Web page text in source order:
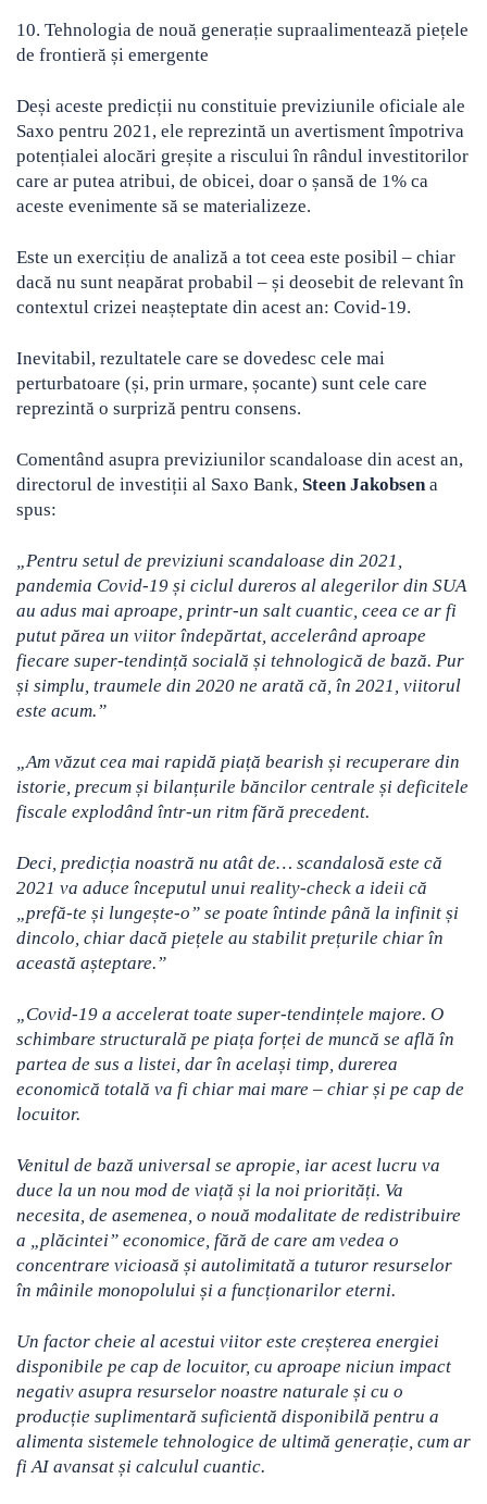
10. Tehnologia de nouă generație supraalimentează piețele
de frontieră și emergente
Deși aceste predicții nu constituie previziunile oficiale ale
Saxo pentru 2021, ele reprezintă un avertisment împotriva
potențialei alocări greșite a riscului în rândul investitorilor
care ar putea atribui, de obicei, doar o șansă de 1% ca
aceste evenimente să se materializeze.
Este un exercițiu de analiză a tot ceea este posibil – chiar
dacă nu sunt neapărat probabil – și deosebit de relevant în
contextul crizei neașteptate din acest an: Covid-19.
Inevitabil, rezultatele care se dovedesc cele mai
perturbatoare (și, prin urmare, șocante) sunt cele care
reprezintă o surpriză pentru consens.
Comentând asupra previziunilor scandaloase din acest an,
directorul de investiții al Saxo Bank, Steen Jakobsena
spus:
„Pentru setul de previziuni scandaloase din 2021,
pandemia Covid-19 și ciclul dureros al alegerilor din SUA
au adus mai aproape, printr-un salt cuantic, ceea ce ar fi
putut părea un viitor îndepărtat, accelerând aproape
fiecare super-tendință socială și tehnologică de bază. Pur
și simplu, traumele din 2020 ne arată că, în 2021, viitorul
este acum.”
„Am văzut cea mai rapidă piață bearish și recuperare din
istorie, precum și bilanțurile băncilor centrale și deficitele
fiscale explodând într-un ritm fără precedent.
Deci, predicția noastră nu atât de… scandalosă este că
2021 va aduce începutul unui reality-check a ideii că
„prefă-te și lungește-o” se poate întinde până la infinit și
dincolo, chiar dacă piețele au stabilit prețurile chiar în
această așteptare.”
„Covid-19 a accelerat toate super-tendințele majore. O
schimbare structurală pe piața forței de muncă se află în
partea de sus a listei, dar în același timp, durerea
economică totală va fi chiar mai mare – chiar și pe cap de
locuitor.
Venitul de bază universal se apropie, iar acest lucru va
duce la un nou mod de viață și la noi priorități. Va
necesita, de asemenea, o nouă modalitate de redistribuire
a „plăcintei” economice, fără de care am vedea o
concentrare vicioasă și autolimitată a tuturor resurselor
în mâinile monopolului și a funcționarilor eterni.
Un factor cheie al acestui viitor este creșterea energiei
disponibile pe cap de locuitor, cu aproape niciun impact
negativ asupra resurselor noastre naturale și cu o
producție suplimentară suficientă disponibilă pentru a
alimenta sistemele tehnologice de ultimă generație, cum ar
fi AI avansat și calculul cuantic.